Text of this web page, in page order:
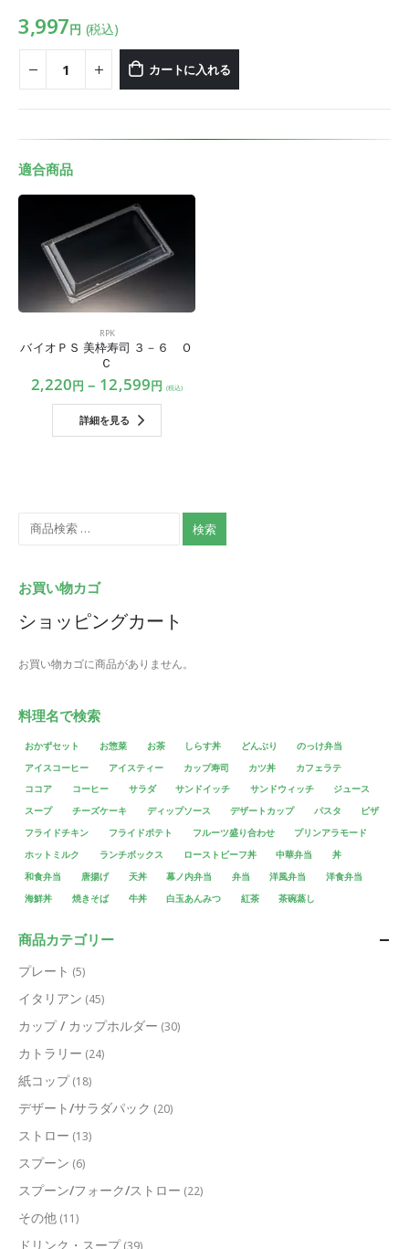
3,997円 (税込)
カートに入れる
適合商品
RPK
バイオＰＳ 美枠寿司 ３－６ Ｏ
Ｃ
2,220円 – 12,599円 (税込)
詳細を見る
検索
お買い物カゴ
ショッピングカート
お買い物カゴに商品がありません。
料理名で検索
おかずセット お惣菜 お茶 しらす丼 どんぶり
のっけ弁当
アイスコーヒー
アイスティー カップ寿司 カツ丼
カフェラテ
ココア
コーヒー サラダ サンドイッチ サンドウィッチ
ジュース
スープ
チーズケーキ ディップソース デザートカップ パスタ
ピザ
フライドチキン
フライドポテト フルーツ盛り合わせ
プリンアラモード
ホットミルク
ランチボックス ローストビーフ丼 中華弁当
丼
和食弁当
唐揚げ 天丼 幕ノ内弁当 弁当 洋風弁当
洋食弁当
海鮮丼
焼きそば 牛丼 白玉あんみつ 紅茶 茶碗蒸し
商品カテゴリー
プレート (5)
イタリアン (45)
カップ / カップホルダー (30)
カトラリー (24)
紙コップ (18)
デザート/サラダパック (20)
ストロー (13)
スプーン (6)
スプーン/フォーク/ストロー (22)
その他 (11)
ドリンク・スープ (39)